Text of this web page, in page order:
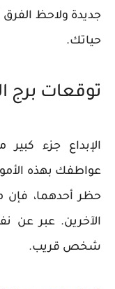
جديدة ولاحظ
حياتك.
توقعات برج
الإبداع جزء
عواطفك بهذه
حظر أحدهما، فإن
الآخرين. عبر عن
شخص قريب.